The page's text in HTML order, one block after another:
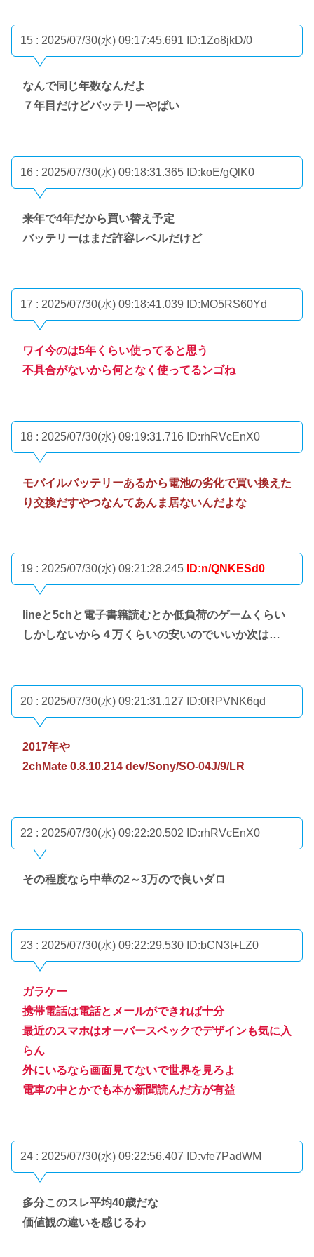
15 : 2025/07/30(水) 09:17:45.691 ID:1Zo8jkD/0
なんで同じ年数なんだよ
７年目だけどバッテリーやばい
16 : 2025/07/30(水) 09:18:31.365 ID:koE/gQlK0
来年で4年だから買い替え予定
バッテリーはまだ許容レベルだけど
17 : 2025/07/30(水) 09:18:41.039 ID:MO5RS60Yd
ワイ今のは5年くらい使ってると思う
不具合がないから何となく使ってるンゴね
18 : 2025/07/30(水) 09:19:31.716 ID:rhRVcEnX0
モバイルバッテリーあるから電池の劣化で買い換えた
り交換だすやつなんてあんま居ないんだよな
19 : 2025/07/30(水) 09:21:28.245 ID:n/QNKESd0
lineと5chと電子書籍読むとか低負荷のゲームくらい
しかしないから４万くらいの安いのでいいか次は…
20 : 2025/07/30(水) 09:21:31.127 ID:0RPVNK6qd
2017年や
2chMate 0.8.10.214 dev/Sony/SO-04J/9/LR
22 : 2025/07/30(水) 09:22:20.502 ID:rhRVcEnX0
その程度なら中華の2～3万ので良いダロ
23 : 2025/07/30(水) 09:22:29.530 ID:bCN3t+LZ0
ガラケー
携帯電話は電話とメールができれば十分
最近のスマホはオーバースペックでデザインも気に入
らん
外にいるなら画面見てないで世界を見ろよ
電車の中とかでも本か新聞読んだ方が有益
24 : 2025/07/30(水) 09:22:56.407 ID:vfe7PadWM
多分このスレ平均40歳だな
価値観の違いを感じるわ